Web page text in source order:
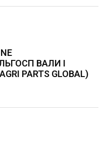
ВАЛИ І
PARTS GLOBAL)